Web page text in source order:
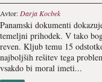
Avtor: Darja Kocbek
Panamski dokumenti
temeljni prihodek. V tako
reven. Kljub temu 15
najboljših rešitev tega
vsakdo bi moral imeti...